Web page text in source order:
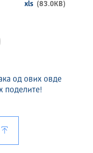
xls (83.0KB)
од ових овде
поделите!